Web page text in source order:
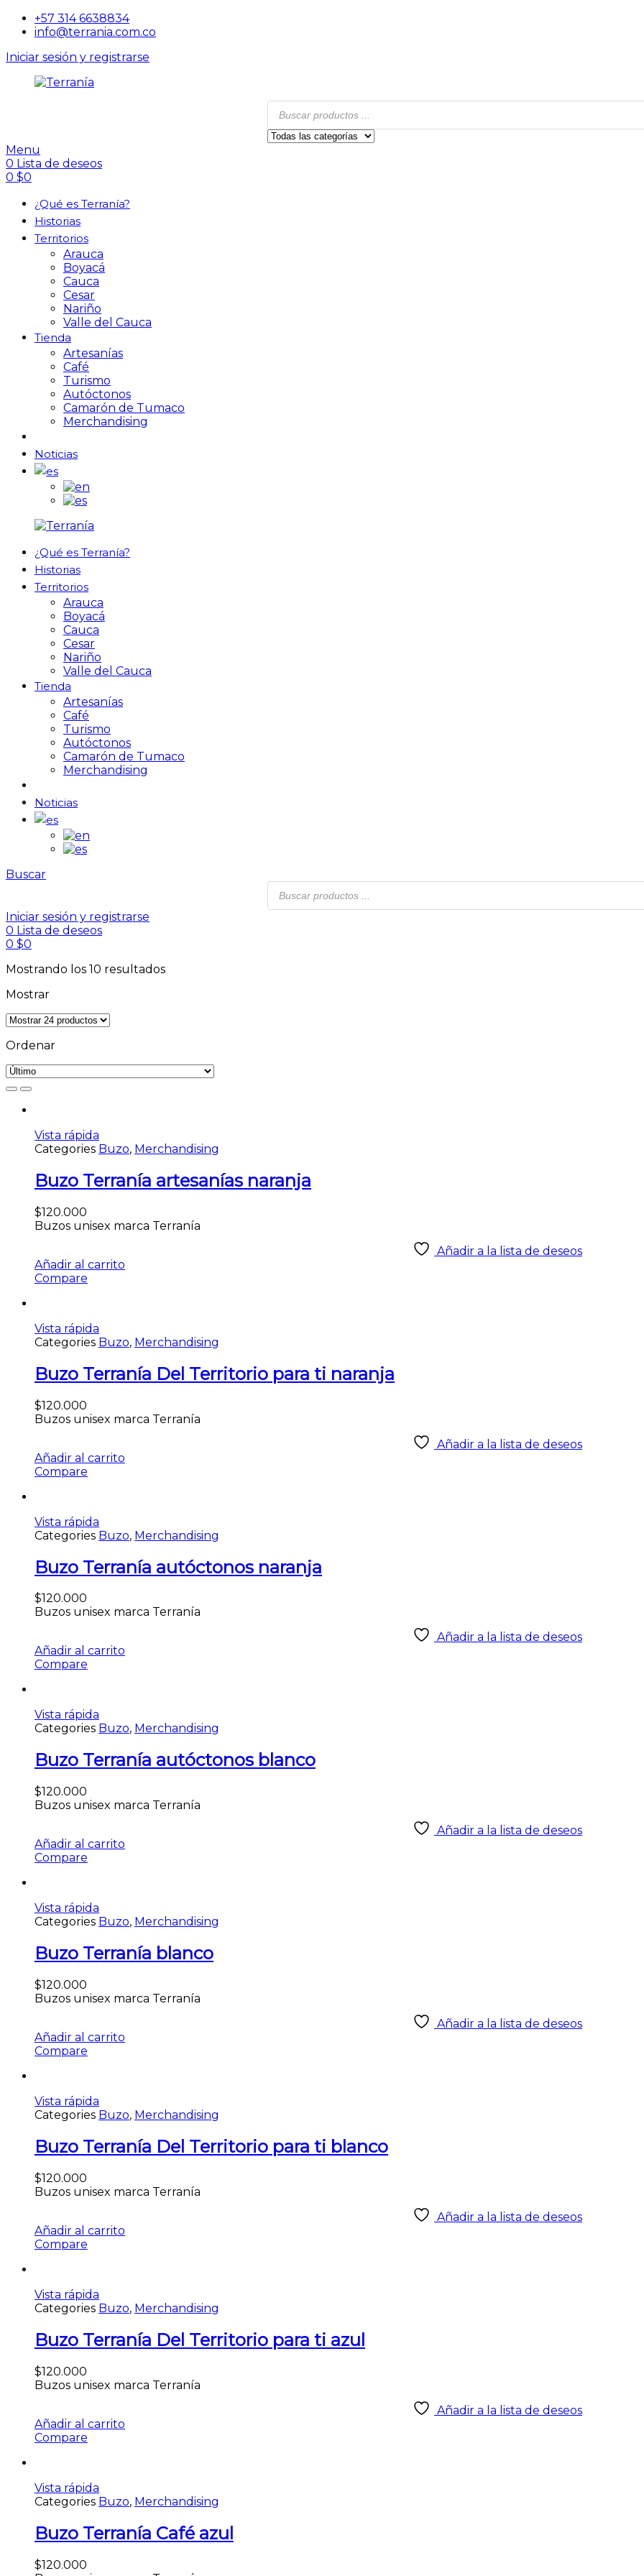
+57 314 6638834
info@terrania.com.co
Iniciar sesión y registrarse
Menu
0 Lista de deseos
0 $0
¿Qué es Terranía?
Historias
Territorios
Arauca
Boyacá
Cauca
Cesar
Nariño
Valle del Cauca
Tienda
Artesanías
Café
Turismo
Autóctonos
Camarón de Tumaco
Merchandising
Noticias
¿Qué es Terranía?
Historias
Territorios
Arauca
Boyacá
Cauca
Cesar
Nariño
Valle del Cauca
Tienda
Artesanías
Café
Turismo
Autóctonos
Camarón de Tumaco
Merchandising
Noticias
Buscar
Iniciar sesión y registrarse
0 Lista de deseos
0 $0
Mostrando los 10 resultados
Mostrar
Ordenar
Vista rápida
Categories Buzo, Merchandising
Buzo Terranía artesanías naranja
$120.000
Buzos unisex marca Terranía
Añadir a la lista de deseos
Añadir al carrito
Compare
Vista rápida
Categories Buzo, Merchandising
Buzo Terranía Del Territorio para ti naranja
$120.000
Buzos unisex marca Terranía
Añadir a la lista de deseos
Añadir al carrito
Compare
Vista rápida
Categories Buzo, Merchandising
Buzo Terranía autóctonos naranja
$120.000
Buzos unisex marca Terranía
Añadir a la lista de deseos
Añadir al carrito
Compare
Vista rápida
Categories Buzo, Merchandising
Buzo Terranía autóctonos blanco
$120.000
Buzos unisex marca Terranía
Añadir a la lista de deseos
Añadir al carrito
Compare
Vista rápida
Categories Buzo, Merchandising
Buzo Terranía blanco
$120.000
Buzos unisex marca Terranía
Añadir a la lista de deseos
Añadir al carrito
Compare
Vista rápida
Categories Buzo, Merchandising
Buzo Terranía Del Territorio para ti blanco
$120.000
Buzos unisex marca Terranía
Añadir a la lista de deseos
Añadir al carrito
Compare
Vista rápida
Categories Buzo, Merchandising
Buzo Terranía Del Territorio para ti azul
$120.000
Buzos unisex marca Terranía
Añadir a la lista de deseos
Añadir al carrito
Compare
Vista rápida
Categories Buzo, Merchandising
Buzo Terranía Café azul
$120.000